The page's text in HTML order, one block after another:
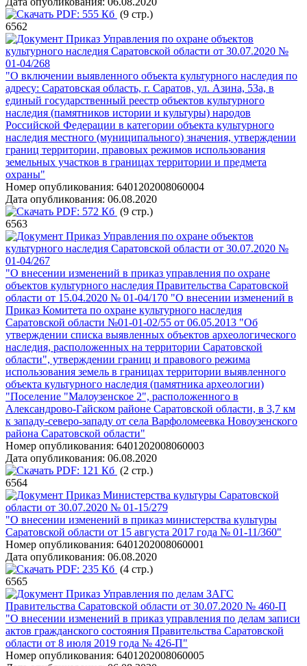
PDF: 555 Кб (9 стр.)
6562
Приказ Управления по охране объектов
культурного наследия Саратовской области от 30.07.2020 №
01-04/268
"О включении выявленного объекта культурного наследия по
адресу: Саратовская область, г. Саратов, ул. Азина, 53а, в
единый государственный реестр объектов культурного
наследия (памятников истории и культуры) народов
Российской Федерации в категории объекта культурного
наследия местного (муниципального) значения, утверждении
границ территории, правовых режимов использования
земельных участков в границах территории и предмета
охраны"
Номер опубликования: 6401202008060004
Дата опубликования: 06.08.2020
PDF: 572 Кб (9 стр.)
6563
Приказ Управления по охране объектов
культурного наследия Саратовской области от 30.07.2020 №
01-04/267
"О внесении изменений в приказ управления по охране
объектов культурного наследия Правительства Саратовской
области от 15.04.2020 № 01-04/170 "О внесении изменений в
Приказ Комитета по охране культурного наследия
Саратовской области №01-01-02/55 от 06.05.2013 "Об
утверждении списка выявленных объектов археологического
наследия, расположенных на территории Саратовской
области", утверждении границ и правового режима
использования земель в границах территории выявленного
объекта культурного наследия (памятника археологии)
"Поселение "Малоузенское 2", расположенного в
Александрово-Гайском районе Саратовской области, в 3,7 км
к западу-северо-западу от села Варфоломеевка Новоузенского
района Саратовской области"
Номер опубликования: 6401202008060003
Дата опубликования: 06.08.2020
PDF: 121 Кб (2 стр.)
6564
Приказ Министерства культуры Саратовской
области от 30.07.2020 № 01-15/279
"О внесении изменений в приказ министерства культуры
Саратовской области от 15 августа 2017 года № 01-11/360"
Номер опубликования: 6401202008060001
Дата опубликования: 06.08.2020
PDF: 235 Кб (4 стр.)
6565
Приказ Управления по делам ЗАГС
Правительства Саратовской области от 30.07.2020 № 460-П
"О внесении изменений в приказ управления по делам записи
актов гражданского состояния Правительства Саратовской
области от 8 июля 2019 года № 426-П"
Номер опубликования: 6401202008060005